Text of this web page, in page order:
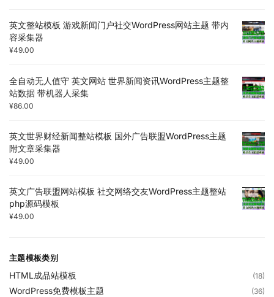
英文整站模板 游戏新闻门户社交WordPress网站主题 带内
容采集器
¥49.00
全自动无人值守 英文网站 世界新闻资讯WordPress主题整
站数据 带机器人采集
¥86.00
英文世界财经新闻整站模板 国外广告联盟WordPress主题
附文章采集器
¥49.00
英文广告联盟网站模板 社交网络交友WordPress主题整站
php源码模板
¥49.00
主题模板类别
HTML成品站模板 (18)
WordPress免费模板主题 (36)